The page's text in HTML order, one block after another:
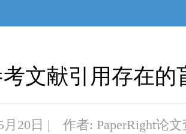
文献引用存在的
月20日 | 作者: PaperRight论